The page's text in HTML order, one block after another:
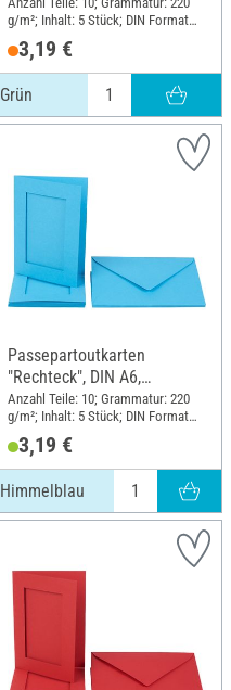
g/m²; Inhalt: 5 Stück; DIN Format
3,19 €
Grün
Passepartoutkarten
"Rechteck", DIN A6,
220g/m², 10-tlg.,
Himmelblau
Anzahl Teile: 10; Grammatur: 220
g/m²; Inhalt: 5 Stück; DIN Format
3,19 €
Himmelblau